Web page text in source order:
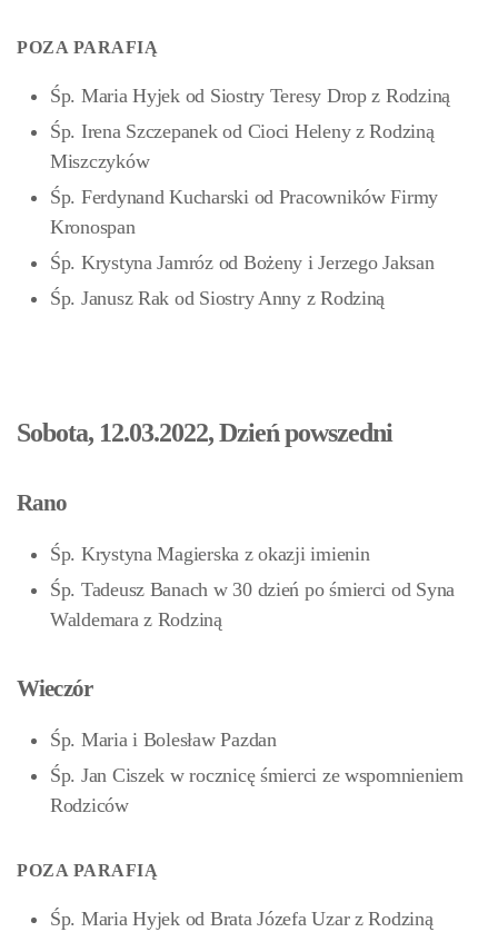
POZA PARAFIĄ
Śp. Maria Hyjek od Siostry Teresy Drop z Rodziną
Śp. Irena Szczepanek od Cioci Heleny z Rodziną
Miszczyków
Śp. Ferdynand Kucharski od Pracowników Firmy
Kronospan
Śp. Krystyna Jamróz od Bożeny i Jerzego Jaksan
Śp. Janusz Rak od Siostry Anny z Rodziną
Sobota, 12.03.2022, Dzień powszedni
Rano
Śp. Krystyna Magierska z okazji imienin
Śp. Tadeusz Banach w 30 dzień po śmierci od Syna
Waldemara z Rodziną
Wieczór
Śp. Maria i Bolesław Pazdan
Śp. Jan Ciszek w rocznicę śmierci ze wspomnieniem
Rodziców
POZA PARAFIĄ
Śp. Maria Hyjek od Brata Józefa Uzar z Rodziną